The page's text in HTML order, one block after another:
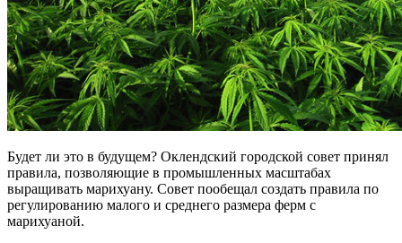
Будет ли это в будущем? Оклендский городской совет принял
правила, позволяющие в промышленных масштабах
выращивать марихуану. Совет пообещал создать правила по
регулированию малого и среднего размера ферм с
марихуаной.